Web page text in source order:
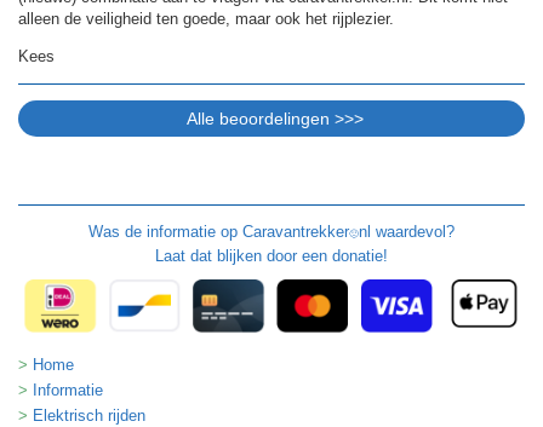
alleen de veiligheid ten goede, maar ook het rijplezier.
Kees
Was de informatie op Caravantrekker🙂nl waardevol?
Laat dat blijken door een donatie!
Home
Informatie
Elektrisch rijden